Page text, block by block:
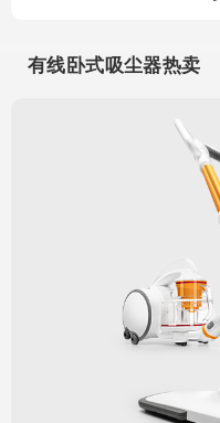
有线卧式吸尘器热卖